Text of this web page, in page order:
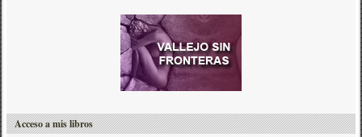
Acceso a mis libros